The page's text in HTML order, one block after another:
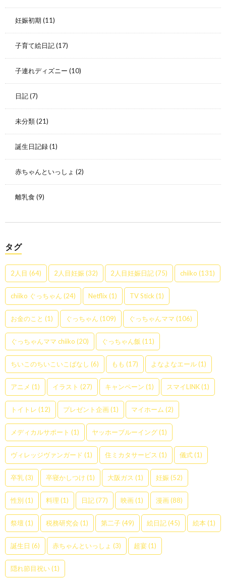
妊娠初期 (11)
子育て絵日記(17)
子連れディズニー (10)
日記(7)
未分類(21)
誕生日記録(1)
赤ちゃんといっしょ (2)
離乳食 (9)
タグ
2人目 (64) 2人目妊娠(32) 2人目妊娠日記(75) chiiko (131)
chiiko ぐっちゃん (24) Netflix (1) TV Stick(1)
お金のこと (1) ぐっちゃん (109) ぐっちゃんママ (106)
ぐっちゃんママ chiiko (20) ぐっちゃん飯 (11)
ちいこのちいこいこばなし (6) もも (17) よなよなエール(1)
アニメ (1) イラスト (27) キャンペーン (1) スマイLINK(1)
トイトレ (12) プレゼント企画(1) マイホーム (2)
メディカルサポート (1) ヤッホーブルーイング(1)
ヴィレッジヴァンガード (1) 住ミカタサービス (1) 儀式(1)
卒乳(3) 卒寝かしつけ (1) 大阪ガス (1) 妊娠(52)
性別 (1) 料理 (1) 日記(77) 映画(1) 漫画(88)
祭壇 (1) 税務研究会 (1) 第二子(49) 絵日記(45) 絵本(1)
誕生日 (6) 赤ちゃんといっしょ (3) 超宴(1)
隠れ節目祝い(1)